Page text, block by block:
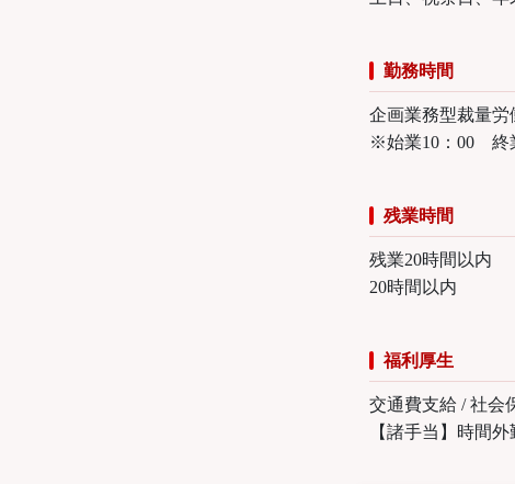
勤務時間
企画業務型裁量労
※始業10：00 終
残業時間
残業20時間以内
20時間以内
福利厚生
交通費支給 / 社会
【諸手当】時間